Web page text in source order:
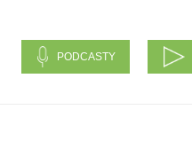
PODCASTY